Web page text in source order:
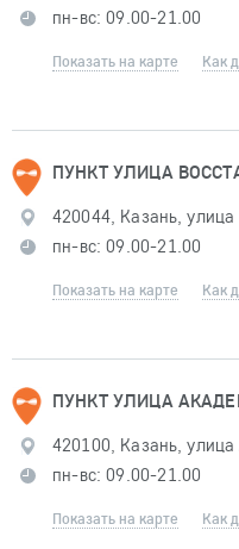
пн-вс: 09.00-21.00
Показать на карте Как
ПУНКТ УЛИЦА
420044, Казань, улица
пн-вс: 09.00-21.00
Показать на карте Как
ПУНКТ УЛИЦА
420100, Казань,
пн-вс: 09.00-21.00
Показать на карте Как